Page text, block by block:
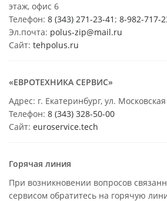
этаж, офис 6
Телефон: 8 (343) 271-23-41; 8-982-717-
Эл.почта: polus-zip@mail.ru
Сайт: tehpolus.ru
«ЕВРОТЕХНИКА СЕРВИС»
Адрес: г. Екатеринбург, ул.
Телефон: 8 (343) 328-50-00
Сайт: euroservice.tech
Горячая линия
При возникновении вопросов
сервисом обратитесь на горячую